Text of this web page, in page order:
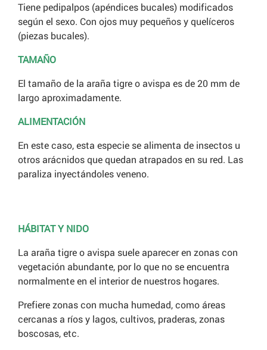
Tiene pedipalpos (apéndices bucales) modificados
según el sexo. Con ojos muy pequeños y quelíceros
(piezas bucales).
TAMAÑO
El tamaño de la araña tigre o avispa es de 20 mm de
largo aproximadamente.
ALIMENTACIÓN
En este caso, esta especie se alimenta de insectos u
otros arácnidos que quedan atrapados en su red. Las
paraliza inyectándoles veneno.
HÁBITAT Y NIDO
La araña tigre o avispa suele aparecer en zonas con
vegetación abundante, por lo que no se encuentra
normalmente en el interior de nuestros hogares.
Prefiere zonas con mucha humedad, como áreas
cercanas a ríos y lagos, cultivos, praderas, zonas
boscosas, etc.